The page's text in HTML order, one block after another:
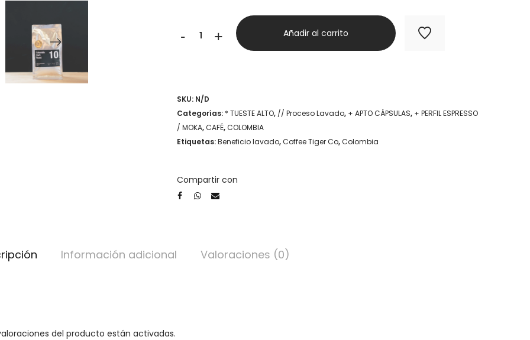
-
Coffee
Tiger
Co
+ Añadir al carrito
SKU: N/D
Categorías: * TUESTE ALTO, // Proceso Lavado, + APTO CÁPSULAS, + PERFIL ESPRESSO
/ MOKA,CAFÉ,COLOMBIA
Etiquetas:Beneficio lavado,Coffee Tiger Co,Colombia
Compartir con
Información adicional Valoraciones (0)
del producto están activadas.